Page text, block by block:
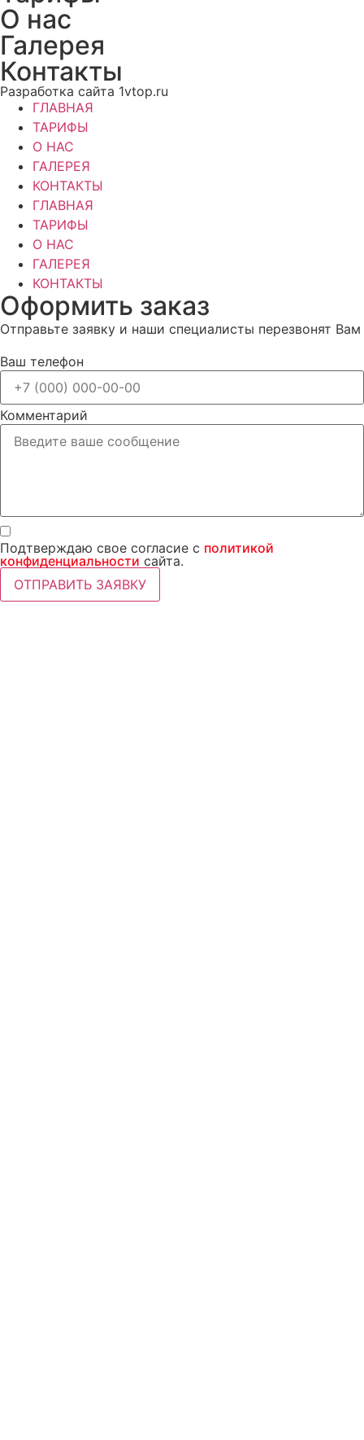
О нас
Галерея
Контакты
Разработка сайта 1vtop.ru
ГЛАВНАЯ
ТАРИФЫ
О НАС
ГАЛЕРЕЯ
КОНТАКТЫ
ГЛАВНАЯ
ТАРИФЫ
О НАС
ГАЛЕРЕЯ
КОНТАКТЫ
Оформить заказ
Отправьте заявку и наши специалисты перезвонят Вам
Ваш телефон
Комментарий
Подтверждаю свое согласие с политикой
конфиденциальности сайта.
ОТПРАВИТЬ ЗАЯВКУ